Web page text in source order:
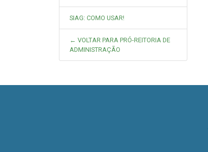
SIAG: COMO USAR!
← VOLTAR PARA PRÓ-REITORIA DE
ADMINISTRAÇÃO